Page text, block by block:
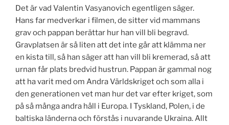
Det är vad Valentin Vasyanovich egentligen säger.
Hans far medverkar i filmen, de sitter vid mammans
grav och pappan berättar hur han vill bli begravd.
Gravplatsen är så liten att det inte går att klämma ner
en kista till, så han säger att han vill bli kremerad, så att
urnan får plats bredvid hustrun. Pappan är gammal nog
att ha varit med om Andra Världskriget och som alla i
den generationen vet man hur det var efter kriget, som
på så många andra håll i Europa. I Tyskland, Polen, i de
baltiska länderna och förstås i nuvarande Ukraina. Allt